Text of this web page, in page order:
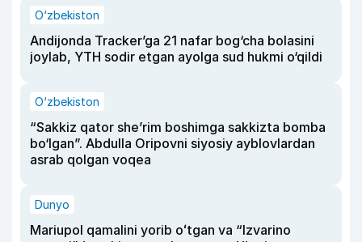
O‘zbekiston
Andijonda Tracker’ga 21 nafar bog‘cha bolasini
joylab, YTH sodir etgan ayolga sud hukmi o‘qildi
O‘zbekiston
“Sakkiz qator she’rim boshimga sakkizta bomba
bo‘lgan”. Abdulla Oripovni siyosiy ayblovlardan
asrab qolgan voqea
Dunyo
Mariupol qamalini yorib oʻtgan va “Izvarino